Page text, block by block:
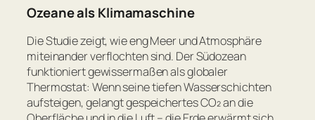
Ozeane als Klimamaschine
Die Studie zeigt, wie eng Meer und Atmosphäre
miteinander verflochten sind. Der Südozean
funktioniert gewissermaßen als globaler
Thermostat: Wenn seine tiefen Wasserschichten
aufsteigen, gelangt gespeichertes CO₂ an die